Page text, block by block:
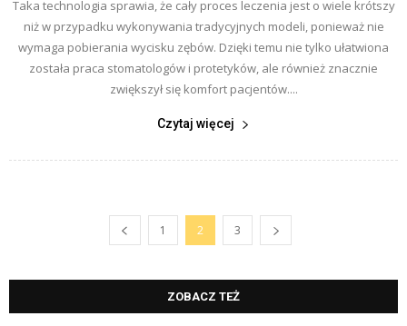
Taka technologia sprawia, że cały proces leczenia jest o wiele krótszy
niż w przypadku wykonywania tradycyjnych modeli, ponieważ nie
wymaga pobierania wycisku zębów. Dzięki temu nie tylko ułatwiona
została praca stomatologów i protetyków, ale również znacznie
zwiększył się komfort pacjentów....
Czytaj więcej
1 2 3
ZOBACZ TEŻ